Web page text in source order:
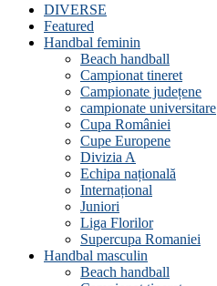
DIVERSE
Featured
Handbal feminin
Beach handball
Campionat tineret
Campionate județene
campionate universitare
Cupa României
Cupe Europene
Divizia A
Echipa națională
Internațional
Juniori
Liga Florilor
Supercupa Romaniei
Handbal masculin
Beach handball